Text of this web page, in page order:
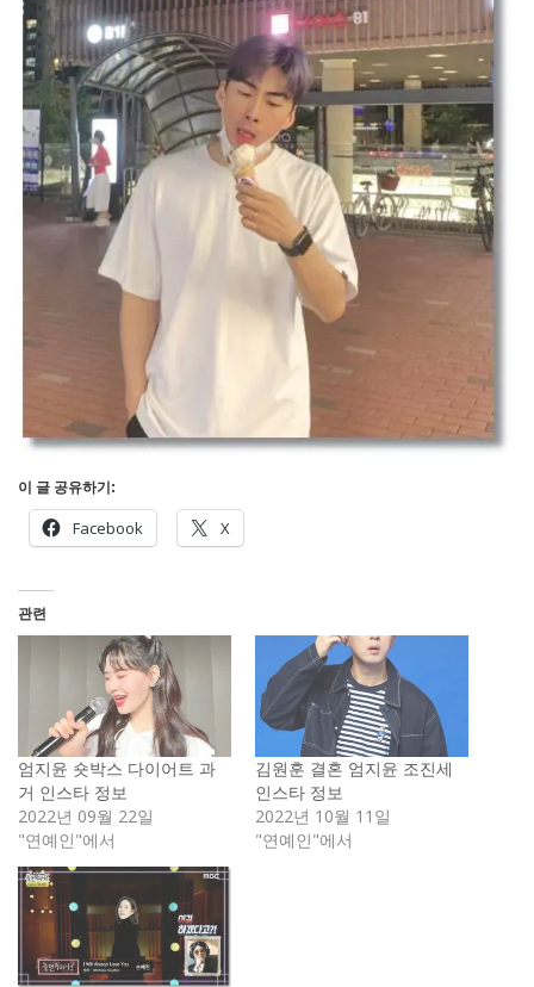
이 글 공유하기:
Facebook X
관련
엄지윤 숏박스 다이어트 과
거 인스타 정보
2022년 09월 22일
"연예인"에서
김원훈 결혼 엄지윤 조진세
인스타 정보
2022년 10월 11일
"연예인"에서